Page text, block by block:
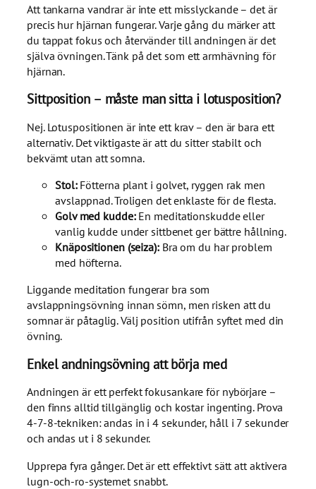
Att tankarna vandrar är inte ett misslyckande – det är
precis hur hjärnan fungerar. Varje gång du märker att
du tappat fokus och återvänder till andningen är det
själva övningen. Tänk på det som ett armhävning för
hjärnan.
Sittposition – måste man sitta i lotusposition?
Nej. Lotuspositionen är inte ett krav – den är bara ett
alternativ. Det viktigaste är att du sitter stabilt och
bekvämt utan att somna.
Stol:Fötterna plant i golvet, ryggen rak men
avslappnad. Troligen det enklaste för de flesta.
Golv med kudde:En meditationskudde eller
vanlig kudde under sittbenet ger bättre hållning.
Knäpositionen (seiza):Bra om du har problem
med höfterna.
Liggande meditation fungerar bra som
avslappningsövning innan sömn, men risken att du
somnar är påtaglig. Välj position utifrån syftet med din
övning.
Enkel andningsövning att börja med
Andningen är ett perfekt fokusankare för nybörjare –
den finns alltid tillgänglig och kostar ingenting. Prova
4-7-8-tekniken: andas in i 4 sekunder, håll i 7 sekunder
och andas ut i 8 sekunder.
Upprepa fyra gånger. Det är ett effektivt sätt att aktivera
lugn-och-ro-systemet snabbt.